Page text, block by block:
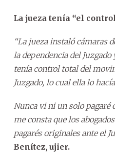
La jueza tenía “el
“La jueza instaló cámaras
la dependencia del
tenía control total del
Juzgado, lo cual ella lo
Nunca vi ni un solo pagaré
me consta que los
pagarés originales ante el
Benítez, ujier.